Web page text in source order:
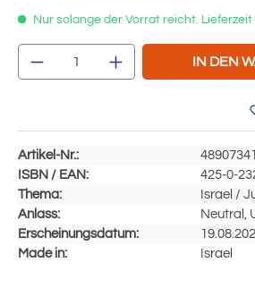
Nur solange der Vorrat reicht.
Produkt Anzahl: Gib den
IN DEN
Artikel-Nr.:
ISBN / EAN:
425-0-
Thema:
Israel /
Anlass:
Neutral,
Erscheinungsdatum:
Made in:
Israel